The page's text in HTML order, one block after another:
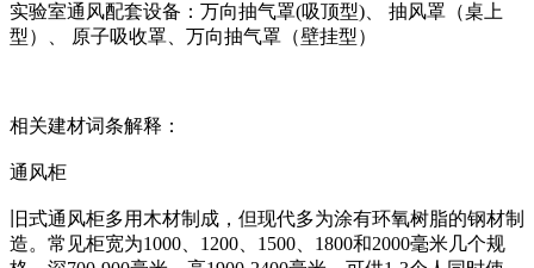
实验室通风配套设备：万向抽气罩(吸顶型)、 抽风罩（桌上
型）、 原子吸收罩、万向抽气罩（壁挂型）
相关建材词条解释：
通风柜
旧式通风柜多用木材制成，但现代多为涂有环氧树脂的钢材制
造。常见柜宽为1000、1200、1500、1800和2000毫米几个规